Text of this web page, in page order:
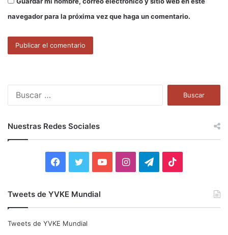
navegador para la próxima vez que haga un comentario.
:
Nuestras Redes Sociales
e
t
I
Tweets de YVKE Mundial
Tweets de YVKE Mundial